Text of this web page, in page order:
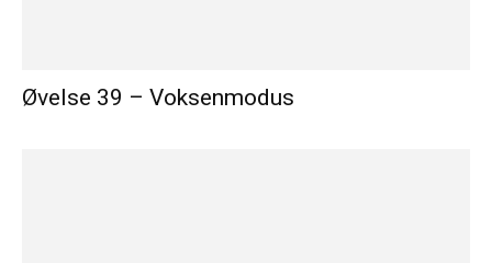
Øvelse 39 – Voksenmodus